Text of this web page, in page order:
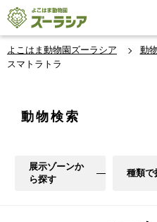
よこはま動物園ズーラシア 動
スマトラトラ
動物検索
展示ゾーンか
ら探す
種類で